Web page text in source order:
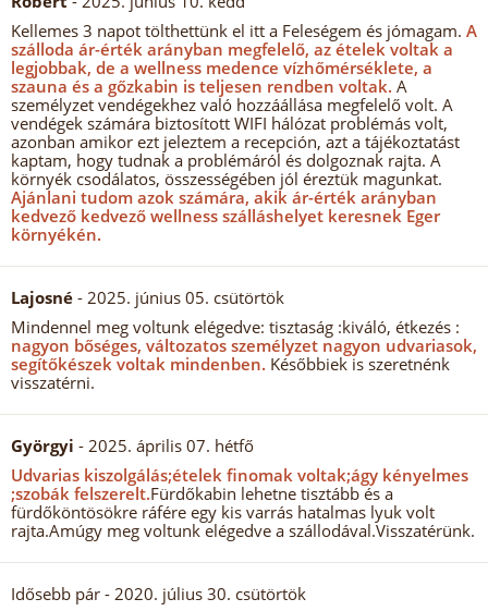
Kellemes 3 napot tölthettünk el itt a Feleségem és jómagam. A
szálloda ár-érték arányban megfelelő, az ételek voltak a
legjobbak, de a wellness medence vízhőmérséklete, a
szauna és a gőzkabin is teljesen rendben voltak. A
személyzet vendégekhez való hozzáállása megfelelő volt. A
vendégek számára biztosított WIFI hálózat problémás volt,
azonban amikor ezt jeleztem a recepción, azt a tájékoztatást
kaptam, hogy tudnak a problémáról és dolgoznak rajta. A
környék csodálatos, összességében jól éreztük magunkat.
Ajánlani tudom azok számára, akik ár-érték arányban
kedvező kedvező wellness szálláshelyet keresnek Eger
környékén.
Lajosné - 2025. június 05. csütörtök
Mindennel meg voltunk elégedve: tisztaság :kiváló, étkezés :
nagyon bőséges, változatos személyzet nagyon udvariasok,
segítőkészek voltak mindenben. Későbbiek is szeretnénk
visszatérni.
Györgyi - 2025. április 07. hétfő
Udvarias kiszolgálás;ételek finomak voltak;ágy kényelmes
;szobák felszerelt.Fürdőkabin lehetne tisztább és a
fürdőköntösökre ráfére egy kis varrás hatalmas lyuk volt
rajta.Amúgy meg voltunk elégedve a szállodával.Visszatérünk.
Idősebb pár - 2020. július 30. csütörtök